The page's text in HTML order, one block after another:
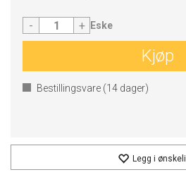
- + Eske
Kjøp
Bestillingsvare (14 dager)
Legg i